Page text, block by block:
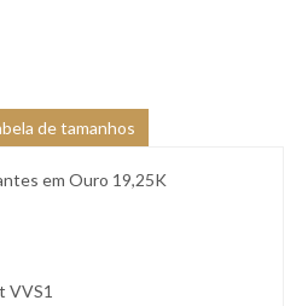
de tamanhos
em Ouro 19,25K
VVS1